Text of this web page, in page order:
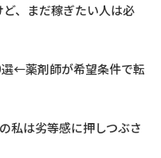
、まだ稼ぎたい人は必
←薬剤師が希望条件で転
私は劣等感に押しつぶさ